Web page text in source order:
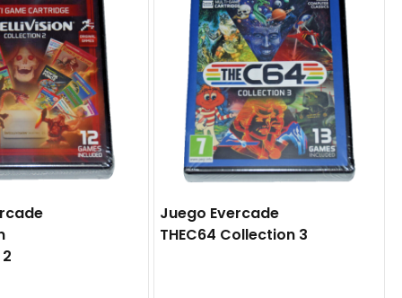
Juego Evercade
THEC64 Collection 3